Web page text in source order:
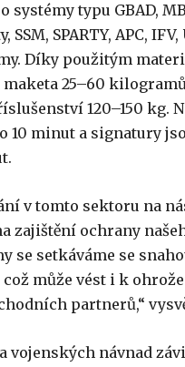
o systémy typu GBAD,
SSM, SPARTY, APC,
Díky použitým
maketa 25–60
120–150 kg.
10 minut a signatury
v tomto sektoru na
zajištění ochrany
se setkáváme se
může vést i k
partnerů,“
vojenských návnad